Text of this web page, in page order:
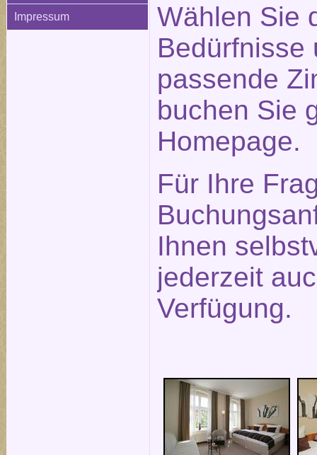
Impressum
Wählen Sie
Bedürfnisse
passende
buchen Sie
Homepage.
Für Ihre
Ihnen
jederzeit
Verfügung.